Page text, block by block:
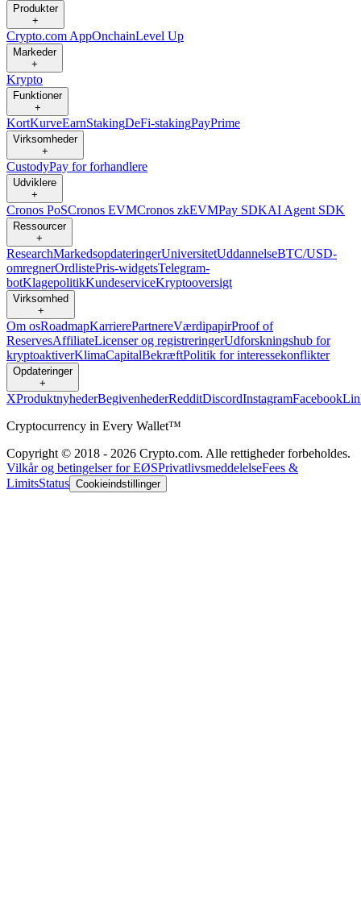
Produkter
+
Crypto.com AppOnchainLevel Up
Markeder
+
Krypto
Funktioner
+
KortKurveEarnStakingDeFi-stakingPayPrime
Virksomheder
+
CustodyPay for forhandlere
Udviklere
+
Cronos PoSCronos EVMCronos zkEVMPay SDKAI Agent SDK
Ressourcer
+
ResearchMarkedsopdateringerUniversitetUddannelseBTC/USD-
omregnerOrdlistePris-widgetsTelegram-
botKlagepolitikKundeserviceKryptooversigt
Virksomhed
+
Om osRoadmapKarrierePartnereVærdipapirProof of
ReservesAffiliateLicenser og registreringerUdforskningshub for
kryptoaktiverKlimaCapitalBekræftPolitik for interessekonflikter
Opdateringer
+
XProduktnyhederBegivenhederRedditDiscordInstagramFacebook
Cryptocurrency in Every Wallet™
Copyright © 2018 - 2026 Crypto.com. Alle rettigheder forbeholdes.
Vilkår og betingelser for EØSPrivatlivsmeddelelseFees &
LimitsStatus Cookieindstillinger